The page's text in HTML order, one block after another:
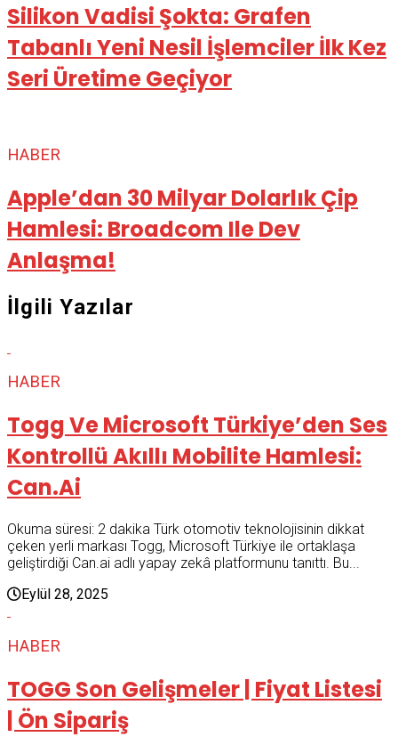
Silikon Vadisi Şokta: Grafen
Tabanlı Yeni Nesil İşlemciler İlk Kez
Seri Üretime Geçiyor
HABER
Apple’dan 30 Milyar Dolarlık Çip
Hamlesi: Broadcom Ile Dev
Anlaşma!
İlgili Yazılar
HABER
Togg Ve Microsoft Türkiye’den Ses
Kontrollü Akıllı Mobilite Hamlesi:
Can.ai
Okuma süresi: 2 dakika Türk otomotiv teknolojisinin dikkat
çeken yerli markası Togg, Microsoft Türkiye ile ortaklaşa
geliştirdiği Can.ai adlı yapay zekâ platformunu tanıttı. Bu...
Eylül 28, 2025
HABER
TOGG Son Gelişmeler | Fiyat Listesi
| Ön Sipariş